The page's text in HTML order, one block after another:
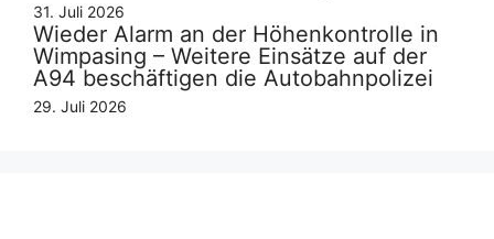
31. Juli 2026
Wieder Alarm an der Höhenkontrolle in
Wimpasing – Weitere Einsätze auf der
A94 beschäftigen die Autobahnpolizei
29. Juli 2026